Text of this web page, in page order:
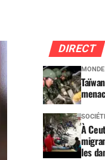
DIRECT
MONDE
À
les